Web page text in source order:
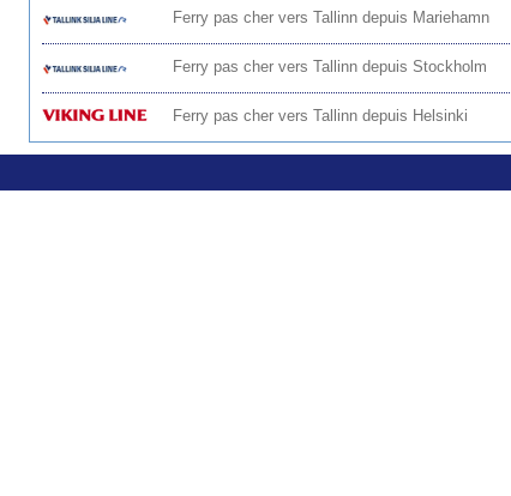
Ferry pas cher vers Tallinn depuis Mariehamn
Ferry pas cher vers Tallinn depuis Stockholm
Ferry pas cher vers Tallinn depuis Helsinki